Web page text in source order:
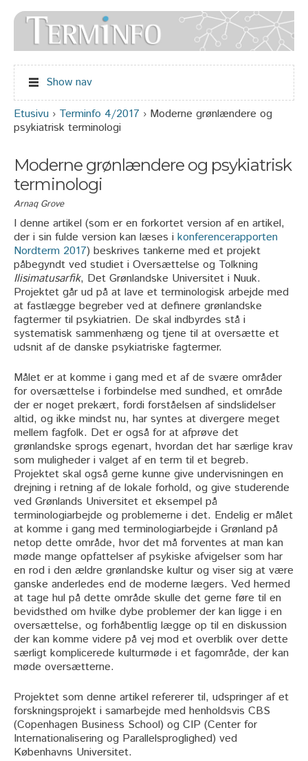
Jump to navigation
Show nav
Olet täällä
Etusivu › Terminfo 4/2017 › Moderne grønlændere og
psykiatrisk terminologi
Moderne grønlændere og psykiatrisk
terminologi
Arnaq Grove
I denne artikel (som er en forkortet version af en artikel,
der i sin fulde version kan læses i konferencerapporten
Nordterm 2017) beskrives tankerne med et projekt
påbegyndt ved studiet i Oversættelse og Tolkning
Ilisimatusarfik, Det Grønlandske Universitet i Nuuk.
Projektet går ud på at lave et terminologisk arbejde med
at fastlægge begreber ved at definere grønlandske
fagtermer til psykiatrien. De skal indbyrdes stå i
systematisk sammenhæng og tjene til at oversætte et
udsnit af de danske psykiatriske fagtermer.
Målet er at komme i gang med et af de svære områder
for oversættelse i forbindelse med sundhed, et område
der er noget prekært, fordi forståelsen af sindslidelser
altid, og ikke mindst nu, har syntes at divergere meget
mellem fagfolk. Det er også for at afprøve det
grønlandske sprogs egenart, hvordan det har særlige krav
som muligheder i valget af en term til et begreb.
Projektet skal også gerne kunne give undervisningen en
drejning i retning af de lokale forhold, og give studerende
ved Grønlands Universitet et eksempel på
terminologiarbejde og problemerne i det. Endelig er målet
at komme i gang med terminologiarbejde i Grønland på
netop dette område, hvor det må forventes at man kan
møde mange opfattelser af psykiske afvigelser som har
en rod i den ældre grønlandske kultur og viser sig at være
ganske anderledes end de moderne lægers. Ved hermed
at tage hul på dette område skulle det gerne føre til en
bevidsthed om hvilke dybe problemer der kan ligge i en
oversættelse, og forhåbentlig lægge op til en diskussion
der kan komme videre på vej mod et overblik over dette
særligt komplicerede kulturmøde i et fagområde, der kan
møde oversætterne.
Projektet som denne artikel refererer til, udspringer af et
forskningsprojekt i samarbejde med henholdsvis CBS
(Copenhagen Business School) og CIP (Center for
Internationalisering og Parallelsproglighed) ved
Københavns Universitet.